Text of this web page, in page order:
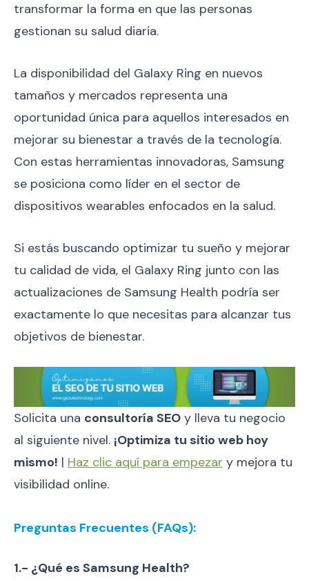
transformar la forma en que las personas
gestionan su salud diaria.
La disponibilidad del Galaxy Ring en nuevos
tamaños y mercados representa una
oportunidad única para aquellos interesados en
mejorar su bienestar a través de la tecnología.
Con estas herramientas innovadoras, Samsung
se posiciona como líder en el sector de
dispositivos wearables enfocados en la salud.
Si estás buscando optimizar tu sueño y mejorar
tu calidad de vida, el Galaxy Ring junto con las
actualizaciones de Samsung Health podría ser
exactamente lo que necesitas para alcanzar tus
objetivos de bienestar.
Solicita una consultoría SEO y lleva tu negocio
al siguiente nivel. ¡Optimiza tu sitio web hoy
mismo! | Haz clic aquí para empezar y mejora tu
visibilidad online.
Preguntas Frecuentes (FAQs):
1.- ¿Qué es Samsung Health?